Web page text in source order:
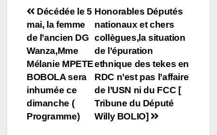
Navigation
de
l’article
Honorables Députés
nationaux et chers
collègues,la situation
de l’épuration
ethnique des tekes en
RDC n’est pas l’affaire
de l’USN ni du FCC [
Tribune du Député
Willy BOLIO]
Décédée le 5
mai, la femme
de l’ancien DG
Wanza,Mme
Mélanie MPETE
BOBOLA sera
inhumée ce
dimanche (
Programme)